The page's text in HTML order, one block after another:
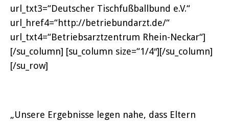
url_txt3=“Deutscher Tischfußballbund e.V.“
url_href4=“http://betriebundarzt.de/“
url_txt4=“Betriebsarztzentrum Rhein-Neckar“]
[/su_column] [su_column size=“1/4″][/su_column]
[/su_row]
„Unsere Ergebnisse legen nahe, dass Eltern